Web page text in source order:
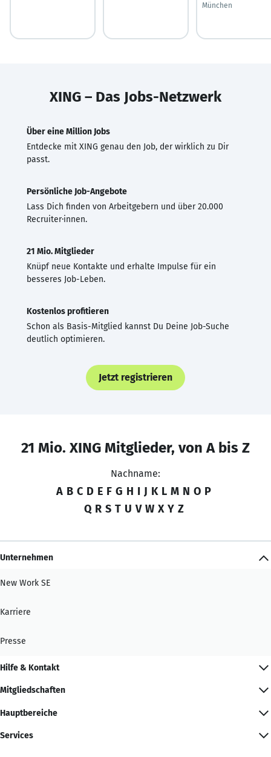
München
XING – Das Jobs-Netzwerk
Über eine Million Jobs
Entdecke mit XING genau den Job, der wirklich zu Dir
passt.
Persönliche Job-Angebote
Lass Dich finden von Arbeitgebern und über 20.000
Recruiter·innen.
21 Mio. Mitglieder
Knüpf neue Kontakte und erhalte Impulse für ein
besseres Job-Leben.
Kostenlos profitieren
Schon als Basis-Mitglied kannst Du Deine Job-Suche
deutlich optimieren.
Jetzt registrieren
21 Mio. XING Mitglieder, von A bis Z
Nachname:
A B C D E F G H I J K L M N O P
Q R S T U V W X Y Z
Unternehmen
New Work SE
Karriere
Presse
Hilfe & Kontakt
Mitgliedschaften
Hauptbereiche
Services